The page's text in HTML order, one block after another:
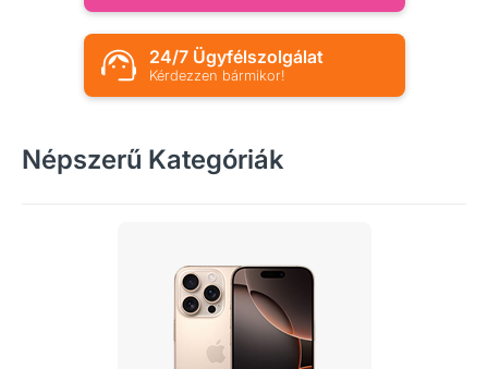
24/7 Ügyfélszolgálat
Kérdezzen bármikor!
Népszerű Kategóriák